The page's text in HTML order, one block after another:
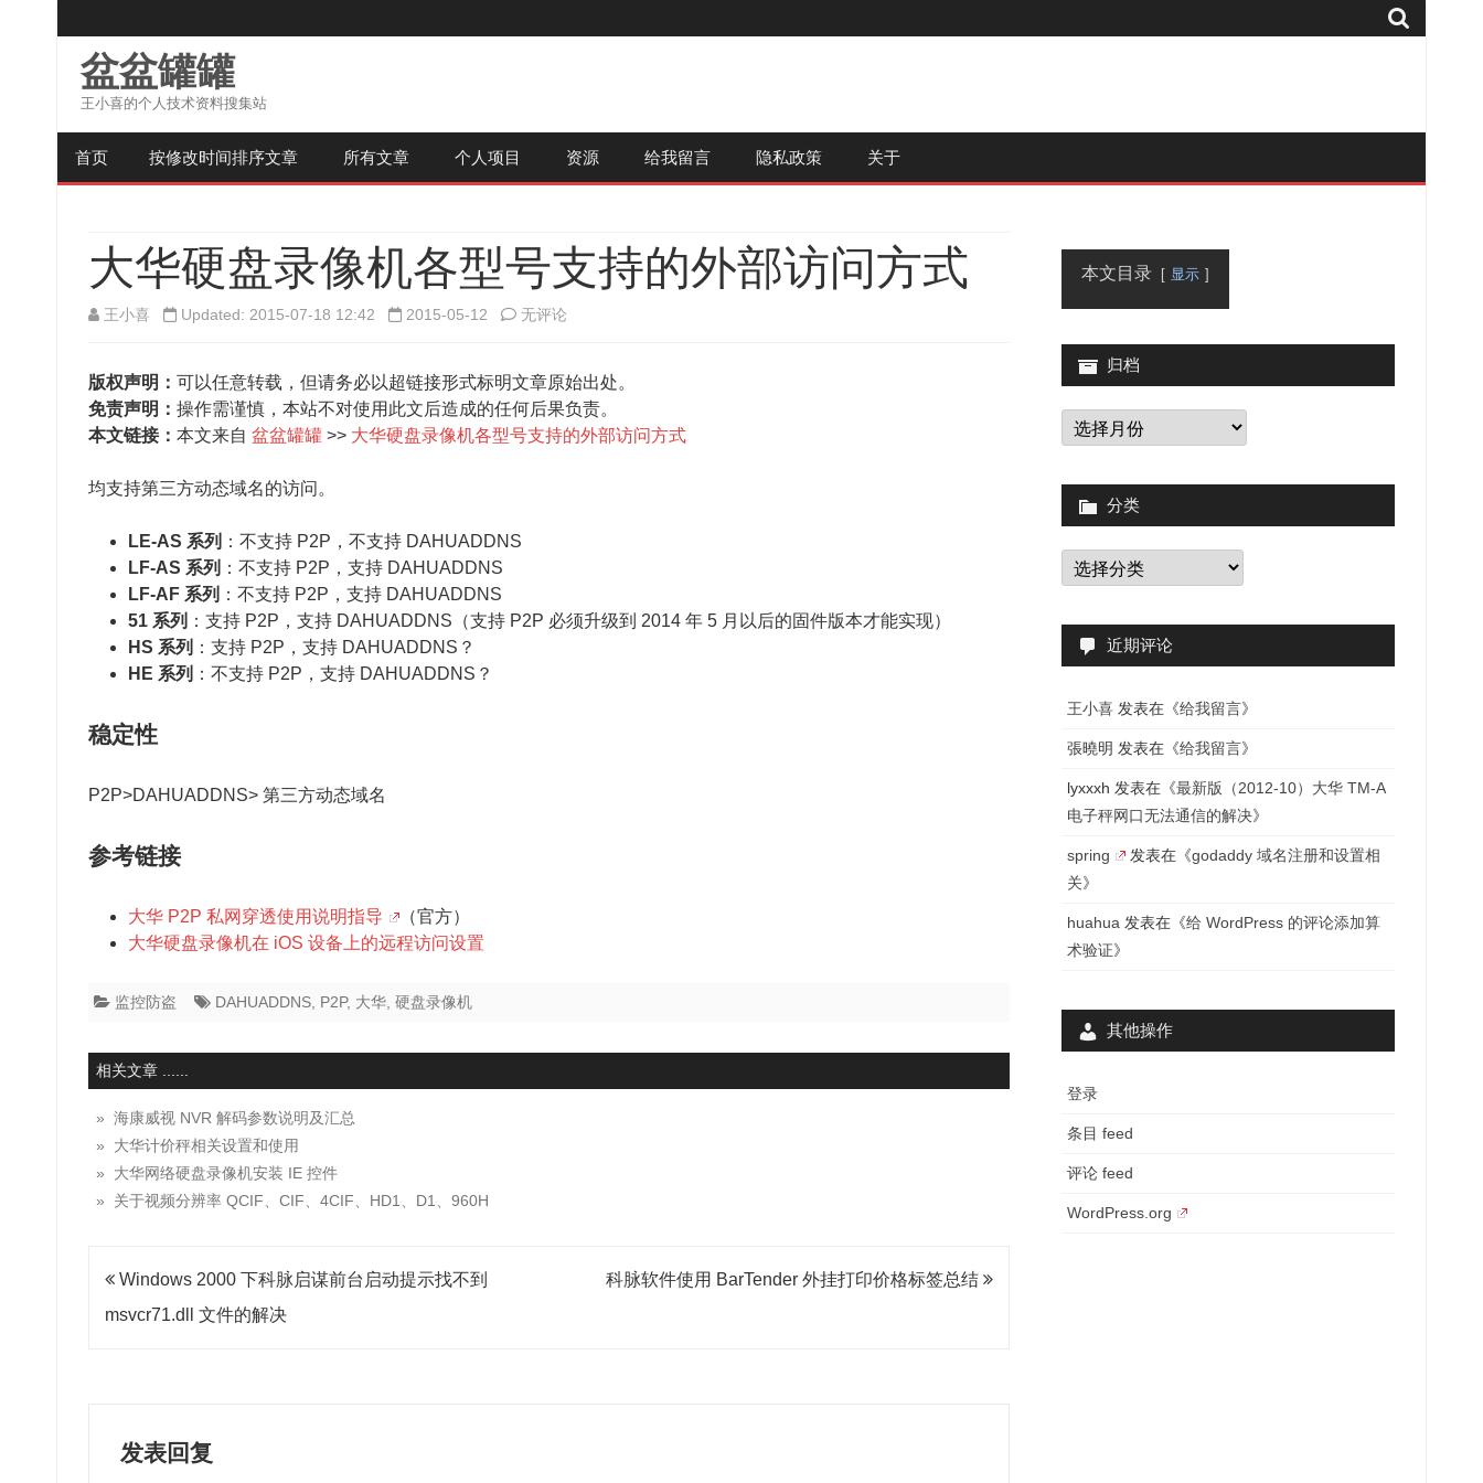
盆盆罐罐
王小喜的个人技术资料搜集站
至
首页 按修改时间排序文章 所有文章 个人项目 资源 给我留言 隐私政策 关于
大华硬盘录像机各型号支持的外部访问方式
王小喜 Updated: 2015-07-18 12:42 2015-05-12 大
硬
盘
机
型
无评论
版权声明： 可以任意转载，但请务必以超链接形式标明文章原始出处。
免责声明： 操作需谨慎，本站不对使用此文后造成的任何后果负责。
本文链接： 本文来自 盆盆罐罐 >> 大华硬盘录像机各型号支持的外部访问方式
均支持第三方动态域名的访问。
LE-AS 系列 ：不支持 P2P，不支持 DAHUADDNS
LF-AS 系列 ：不支持 P2P，支持 DAHUADDNS
LF-AF 系列 ：不支持 P2P，支持 DAHUADDNS
51 系列 ：支持 P2P，支持 DAHUADDNS（支持 P2P 必须升级到 2014 年 5 月以后的固件版本才能实现）
HS 系列 ：支持 P2P，支持 DAHUADDNS？
HE 系列 ：不支持 P2P，支持 DAHUADDNS？
稳定性
P2P>DAHUADDNS> 第三方动态域名
参考链接
大华 P2P 私网穿透使用说明指导
（官方）
大华硬盘录像机在 iOS 设备上的远程访问设置
监控防盗 DAHUADDNS P2P, 大华 硬盘录像机
相关文章 ......
» 海康威视 NVR 解码参数说明及汇总
» 大华计价秤相关设置和使用
» 大华网络硬盘录像机安装 IE 控件
» 关于视频分辨率 QCIF、CIF、4CIF、HD1、D1、960H
文
章
Windows 2000 下科脉启谋前台启动提示找不到
msvcr71.dll 文件的解决
科脉软件使用 BarTender 外挂打印价格标签总结
发表回复
本文目录 显示
归档
归
档
分类
分
类
近期评论
王小喜 发表在《给我留言》
張曉明 发表在《给我留言》
lyxxxh 发表在《最新版（2012-10）大华 TM-A
电子秤网口无法通信的解决》
spring 发表在《godaddy 域名注册和设置相
关》
huahua 发表在《给 WordPress 的评论添加算
术验证》
其他操作
登录
条目 feed
评论 feed
WordPress.org